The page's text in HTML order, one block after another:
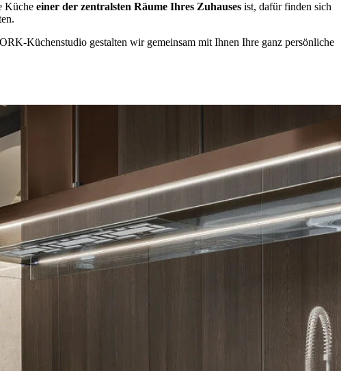
Küche einer der zentralsten Räume Ihres Zuhauses ist, dafür finden sich
Küchenstudio gestalten wir gemeinsam mit Ihnen Ihre ganz persönliche